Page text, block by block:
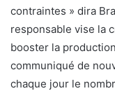
contraintes » dira
responsable vise la
booster la
communiqué de
chaque jour le